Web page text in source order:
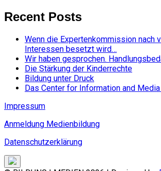
Recent Posts
Wenn die Expertenkommission nach
Interessen besetzt wird…
Wir haben gesprochen.
Die Stärkung der Kinderrechte
Bildung unter Druck
Das Center for Information and
Impressum
Anmeldung Medienbildung
Datenschutzerklärung